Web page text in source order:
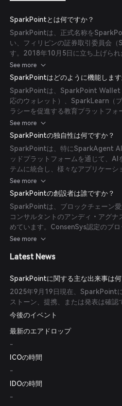
SparkPointとは何ですか？
SparkPointは、正式名称を
い、フィリピンの証券取引委員会（
す。2018年10月5日に立ち上げら
チェーン技術を活用してグローバル
リューションを提供しています。本
SparkAgent AIエージェント・ロー
のようにブロックチェーンとAIを統
ンでのインテリジェントかつ自動化
ことで、人工知能（AI）をエコシ
クチェーンの進化を促進することを
See more
SparkPointはどのように機能します
SparkPointは、SparkPoint Wallet
応のウォレット）、SparkLearn（
ラシーを促進する教育プラットフ
クチェーン技術を紹介するインタラ
SparkEarn（暗号通貨の採用を促進
ム）、SparkDeFi（金融包摂を目指
ど、ブロックチェーンベースの一連
ます。これらの製品はSparkPoint
求するための基盤を築き、同社を
ションの開発におけるパイオニアと
See more
SparkPointの独自性は何ですか？
SparkPointは、特にSparkAgent
ッドプラットフォームを通じて、AI
テムに統合し、様々なアプリケーシ
自動化されたサービスを可能にする
て、金融包摂と金融リテラシーに焦
ームや暗号通貨採用を促進するイン
しています。
See more
SparkPointの創設者は誰ですか？
SparkPointは、ブロックチェーン
コンサルタントのアンディ・アグナ
めています。ConsenSys認定のブ
リコ・ズニガが最高技術責任者（
See more
Latest News
SparkPointに関する主な出来事は何
2025年9月19日現在、SparkPoint
ストーン、提携、または発表は確認
今後のイベント
最新のエアドロップ
-
ICOの時間
-
IDOの時間
-